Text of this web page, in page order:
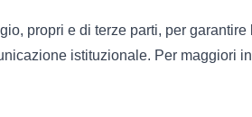
propri e di terze parti, per
istituzionale. Per maggiori